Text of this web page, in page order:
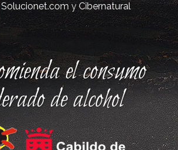
Solucionet.comyCibernatural
el consumo
de alcohol